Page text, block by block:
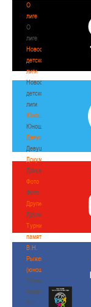
О
лиге
О
лиге
Новости
детской
лиги
Новости
детской
лиги
Юноши
Юноши
Девушки
Девушки
Документы
Документы
Фото
Фото
Другие
Другие
Турнир
памяти
В.Н.
Рыженкова
(юноши)
Турнир
памяти
В.Н.